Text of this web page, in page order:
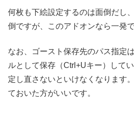
何枚も下絵設定するのは面倒だし
倒ですが、このアドオンなら一発で
なお、ゴースト保存先のパス指定
ルとして保存（Ctrl+Uキー）して
定し直さないといけなくなります
ておいた方がいいです。